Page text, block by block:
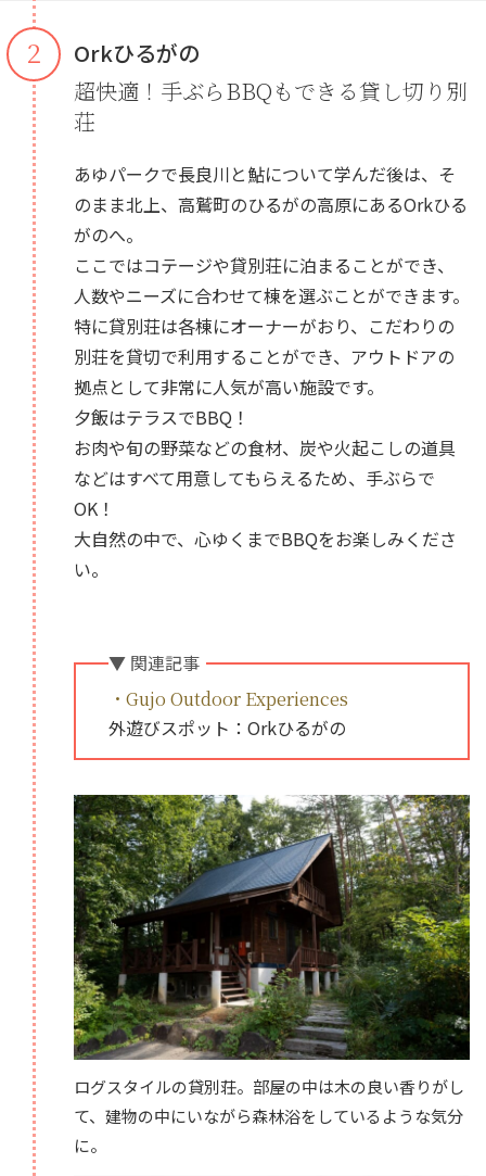
２
Orkひるがの
超快適！手ぶらBBQもできる貸し切り別
荘
あゆパークで長良川と鮎について学んだ後は、そ
のまま北上、高鷲町のひるがの高原にあるOrkひる
がのへ。
ここではコテージや貸別荘に泊まることができ、
人数やニーズに合わせて棟を選ぶことができます。
特に貸別荘は各棟にオーナーがおり、こだわりの
別荘を貸切で利用することができ、アウトドアの
拠点として非常に人気が高い施設です。
夕飯はテラスでBBQ！
お肉や旬の野菜などの食材、炭や火起こしの道具
などはすべて用意してもらえるため、手ぶらで
OK！
大自然の中で、心ゆくまでBBQをお楽しみくださ
い。
▼ 関連記事
・Gujo Outdoor Experiences
外遊びスポット：Orkひるがの
ログスタイルの貸別荘。部屋の中は木の良い香りがし
て、建物の中にいながら森林浴をしているような気分
に。